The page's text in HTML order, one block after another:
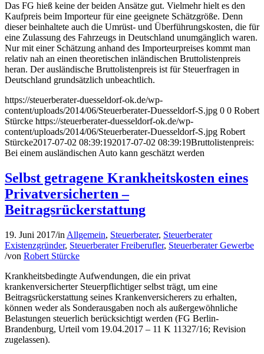
Das FG hieß keine der beiden Ansätze gut. Vielmehr hielt es den
Kaufpreis beim Importeur für eine geeignete Schätzgröße. Denn
dieser beinhaltete auch die Umrüst- und Überführungskosten, die für
eine Zulassung des Fahrzeugs in Deutschland unumgänglich waren.
Nur mit einer Schätzung anhand des Importeurpreises kommt man
relativ nah an einen theoretischen inländischen Bruttolistenpreis
heran. Der ausländische Bruttolistenpreis ist für Steuerfragen in
Deutschland grundsätzlich unbeachtlich.
https://steuerberater-duesseldorf-ok.de/wp-
content/uploads/2014/06/Steuerberater-Duesseldorf-S.jpg 0 0 Robert
Stürcke https://steuerberater-duesseldorf-ok.de/wp-
content/uploads/2014/06/Steuerberater-Duesseldorf-S.jpg Robert
Stürcke2017-07-02 08:39:192017-07-02 08:39:19Bruttolistenpreis:
Bei einem ausländischen Auto kann geschätzt werden
Selbst getragene Krankheitskosten eines
Privatversicherten –
Beitragsrückerstattung
19. Juni 2017/in Allgemein, Steuerberater, Steuerberater
Existenzgründer, Steuerberater Freiberufler, Steuerberater Gewerbe
/von Robert Stürcke
Krankheitsbedingte Aufwendungen, die ein privat
krankenversicherter Steuerpflichtiger selbst trägt, um eine
Beitragsrückerstattung seines Krankenversicherers zu erhalten,
können weder als Sonderausgaben noch als außergewöhnliche
Belastungen steuerlich berücksichtigt werden (FG Berlin-
Brandenburg, Urteil vom 19.04.2017 – 11 K 11327/16; Revision
zugelassen).